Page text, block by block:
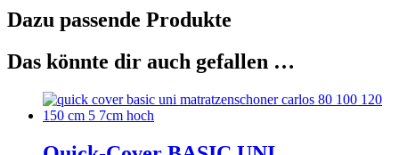
Dazu passende Produkte
Das könnte dir auch gefallen …